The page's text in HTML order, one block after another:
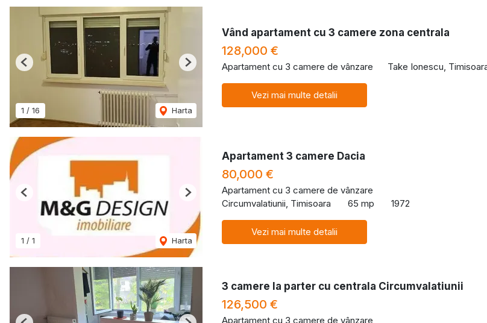
1 / 16 Harta
Previous Next
Vând apartament cu 3 camere zona centrala
128,000 €
Apartament cu 3 camere de vânzare Take Ionescu,
Vezi mai multe detalii
1 / 1 Harta
Previous Next
Apartament 3 camere Dacia
80,000 €
Apartament cu 3 camere de vânzare
Circumvalatiunii, Timisoara
65 mp 1972
Vezi mai multe detalii
3 camere la parter cu centrala Circumvalatiunii
126,500 €
Apartament cu 3 camere de vânzare